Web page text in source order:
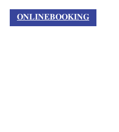
𝐎𝐍𝐋𝐈𝐍𝐄𝐁𝐎𝐎𝐊𝐈𝐍𝐆